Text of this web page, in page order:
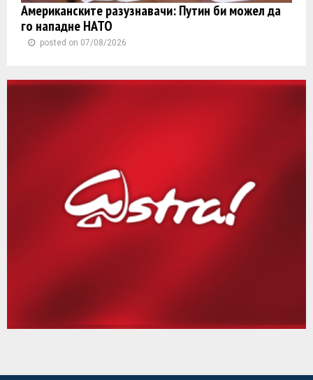
Американските разузнавачи: Путин би можел да
го нападне НАТО
posted on 07/08/2026